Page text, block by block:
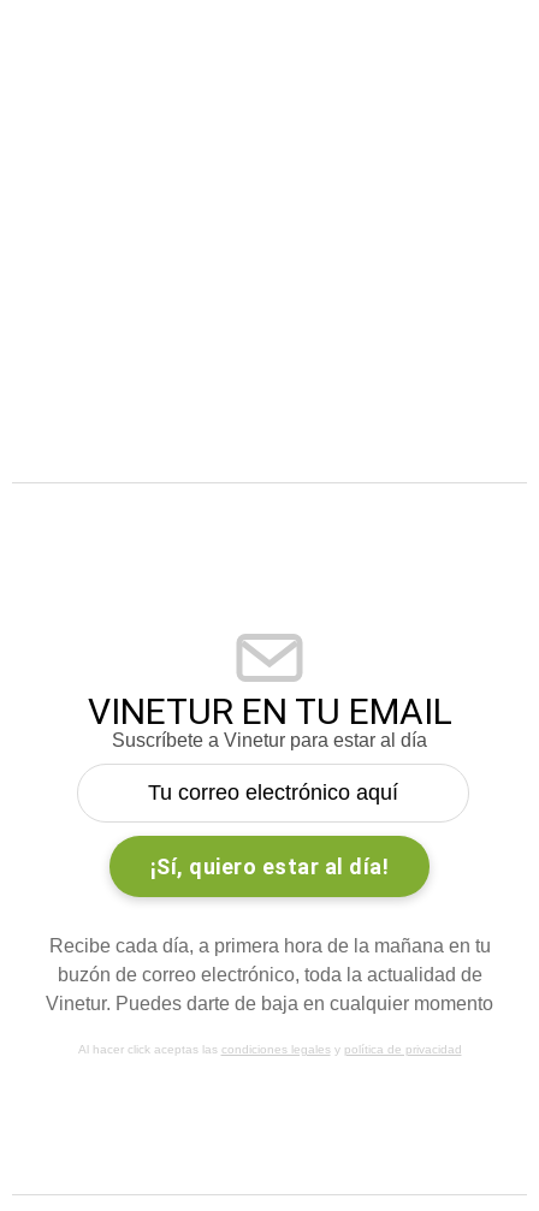
VINETUR EN TU EMAIL
Suscríbete a Vinetur para estar al día
Recibe cada día, a primera hora de la mañana en tu
buzón de correo electrónico, toda la actualidad de
Vinetur. Puedes darte de baja en cualquier momento
Al hacer click aceptas las condiciones legalesy política de privacidad